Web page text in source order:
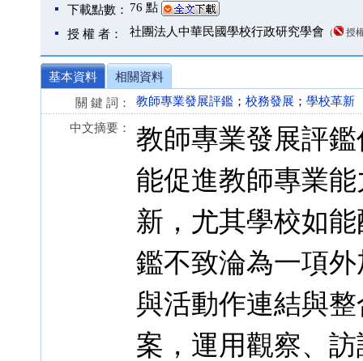
下載點數： 76 點
授 權 者： 社團法人中華民國學校行政研究學會 （ 授
基本資料
相關資料
關 鍵 詞：
教師專業發展評鑑 ； 校務發展 ； 學校革新
中文摘要：
教師專業發展評
能促進教師專業
新，尤其學校如
鑑不致淪為一項
與活動作連結與
案，運用觀察、